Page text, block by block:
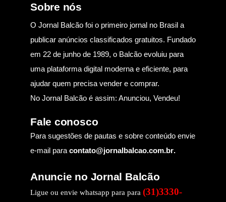
Sobre nós
O Jornal Balcão foi o primeiro jornal no Brasil a
publicar anúncios classificados gratuitos. Fundado
em 22 de junho de 1989, o Balcão evoluiu para
uma plataforma digital moderna e eficiente, para
ajudar quem precisa vender e comprar.
No Jornal Balcão é assim: Anunciou, Vendeu!
Fale conosco
Para sugestões de pautas e sobre conteúdo envie
e-mail para contato@jornalbalcao.com.br.
Anuncie no Jornal Balcão
Ligue ou envie whatsapp para para (31)3330-